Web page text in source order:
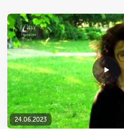
24.06.2023